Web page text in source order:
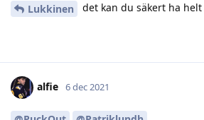
Lukkinen det kan du säkert ha
alfie 6 dec 2021